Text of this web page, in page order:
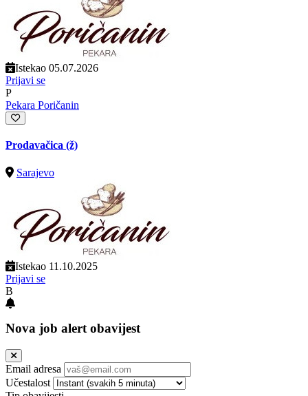
Istekao 05.07.2026
Prijavi se
P
Pekara Poričanin
Prodavačica (ž)
Sarajevo
Istekao 11.10.2025
Prijavi se
B
Nova job alert obavijest
Email adresa
Učestalost